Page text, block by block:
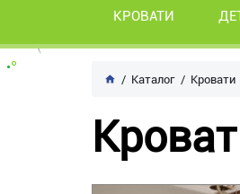
КРОВАТИ
Каталог Кровати